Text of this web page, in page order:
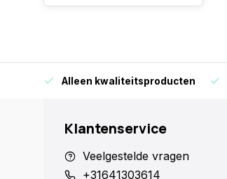
Alleen kwaliteitsproducten
Klantenservice
Veelgestelde vragen
+31641303614